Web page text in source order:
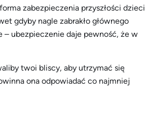
zabezpieczenia przyszłości dzieci
gdyby nagle zabrakło głównego
– ubezpieczenie daje pewność, że w
twoi bliscy, aby utrzymać się
ona odpowiadać co najmniej